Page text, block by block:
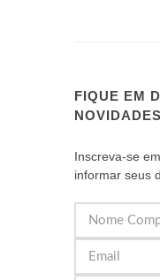
FIQUE EM
NOVIDADES
Inscreva-se
informar seus